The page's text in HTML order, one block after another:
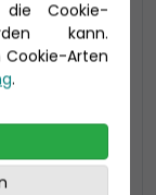
qm)
Platz
2.790 €
Cookie-
kann.
Cookie-Arten
.